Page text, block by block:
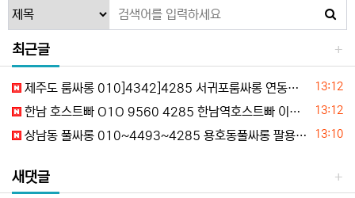
최근글
등록일
13:12
제주도 룸싸롱 010]4342]4285 서귀포룸싸롱 연동룸싸롱 노형동룸싸롱 애월룸싸롱 추천
등록일
13:12
한남 호스트빠 O1O 9560 4285 한남역호스트빠 이태원호스트빠 한남동호스트빠 한남하이퍼블릭 평일문의
등록일
13:10
상남동 풀싸롱 010~4493~4285 용호동풀싸롱 팔용동풀싸롱 명서동풀싸롱 중앙동풀싸롱 실시간문의
새댓글